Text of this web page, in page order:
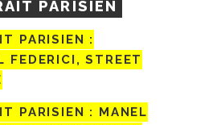
PARISIEN
PARISIEN :
FEDERICI, STREET
PARISIEN : MANEL